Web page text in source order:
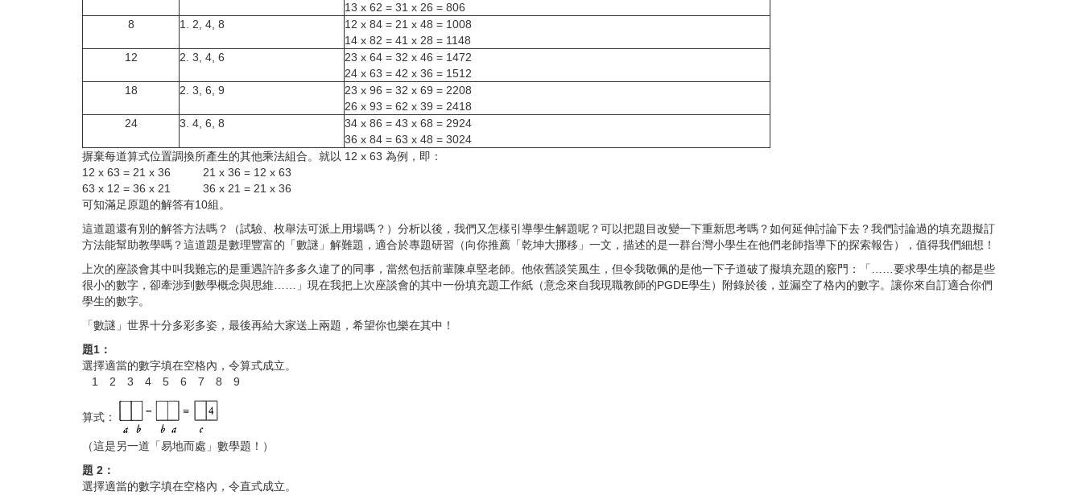
13 x 62 = 31 x 26 = 806
8
1. 2, 4, 8
12 x 84 = 21 x 48 = 1008
14 x 82 = 41 x 28 = 1148
12
2. 3, 4, 6 23 x 64 = 32 x 46 = 1472
24 x 63 = 42 x 36 = 1512
18
2. 3, 6, 9 23 x 96 = 32 x 69 = 2208
26 x 93 = 62 x 39 = 2418
24
3. 4, 6, 8 34 x 86 = 43 x 68 = 2924
36 x 84 = 63 x 48 = 3024
摒棄每道算式位置調換所產生的其他乘法組合。就以 12 x 63 為例，即：
12 x 63 = 21 x 36 21 x 36 = 12 x 63
63 x 12 = 36 x 21 36 x 21 = 21 x 36
可知滿足原題的解答有10組。
這道題還有別的解答方法嗎？（試驗、枚舉法可派上用場嗎？）分析以後，我們又怎樣引導學生解題呢？可以把題目改變一下重新思考嗎？如何延伸討論下去？我們討論過的填充題擬訂
方法能幫助教學嗎？這道題是數理豐富的「數謎」解難題，適合於專題研習（向你推薦「乾坤大挪移」一文，描述的是一群台灣小學生在他們老師指導下的探索報告），值得我們細想！
上次的座談會其中叫我難忘的是重遇許許多多久違了的同事，當然包括前輩陳卓堅老師。他依舊談笑風生，但令我敬佩的是他一下子道破了擬填充題的竅門：「……要求學生填的都是些
很小的數字，卻牽涉到數學概念與思維……」現在我把上次座談會的其中一份填充題工作紙（意念來自我現職教師的PGDE學生）附錄於後，並漏空了格內的數字。讓你來自訂適合你們
學生的數字。
「數謎」世界十分多彩多姿，最後再給大家送上兩題，希望你也樂在其中！
題1 ：
選擇適當的數字填在空格內，令算式成立。
1 2 3 4 5 6 7 8 9
算式：
（這是另一道「易地而處」數學題！）
題 2 ：
選擇適當的數字填在空格內，令直式成立。